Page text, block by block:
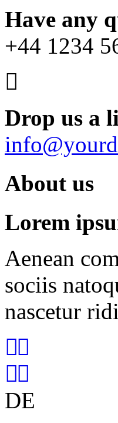
Have any
+44 1234
Drop us a
About us
Lorem
Aenean
sociis
nascetur
DE